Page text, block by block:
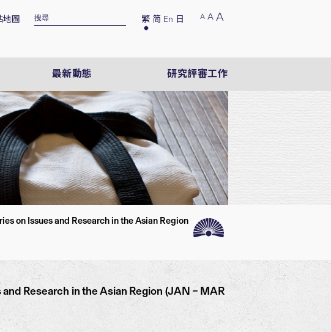
A A A
繁 简 En 日
地圖
最新動態 研究評審工作
on Issues and Research in the Asian Region
Research in the Asian Region (JAN – MAR